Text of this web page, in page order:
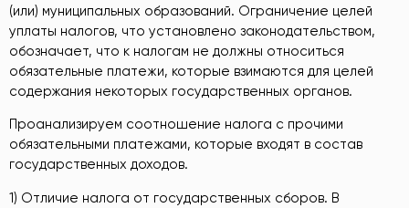
(или) муниципальных образований. Ограничение целей
уплаты налогов, что установлено законодательством,
обозначает, что к налогам не должны относиться
обязательные платежи, которые взимаются для целей
содержания некоторых государственных органов.
Проанализируем соотношение налога с прочими
обязательными платежами, которые входят в состав
государственных доходов.
1) Отличие налога от государственных сборов. В